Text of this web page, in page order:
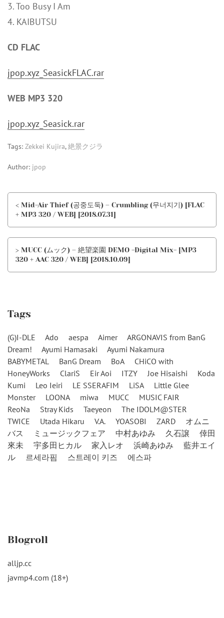
3. Too Busy I Am
4. KAIBUTSU
CD FLAC
jpop.xyz_SeasickFLAC.rar
WEB MP3 320
jpop.xyz_Seasick.rar
Tags: Zekkei Kujira,絶景クジラ
Author: jpop
< Mid-Air Thief (공중도둑) – Crumbling (무너지기) [FLAC
+ MP3 320 / WEB] [2018.07.31]
> MUCC (ムック) – 絶望楽園 DEMO -Digital Mix- [MP3
320 + AAC 320 / WEB] [2018.10.09]
Tags
(G)I-DLE Ado aespa Aimer
ARGONAVIS from BanG
Dream!
Ayumi Hamasaki
Ayumi Nakamura
BABYMETAL
BanG Dream BoA
CHiCO with
HoneyWorks
ClariS Eir Aoi ITZY Joe Hisaishi
Koda
Kumi
Leo Ieiri LE SSERAFIM LiSA
Little Glee
Monster
LOONA miwa MUCC
MUSIC FAIR
ReoNa
Stray Kids Taeyeon
The IDOLM@STER
TWICE
Utada Hikaru V.A. YOASOBI ZARD
オムニ
バス
ミュージックフェア 中村あゆみ 久石譲
倖田
來未
宇多田ヒカル 家入レオ 浜崎あゆみ
藍井エイ
ル
르세라핌 스트레이 키즈 에스파
Blogroll
alljp.cc
javmp4.com (18+)